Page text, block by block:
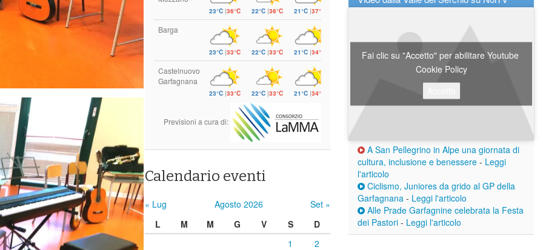
23°C |36°C 22°C |36°C 21°C |37°C
Barga
23°C |33°C 22°C |33°C 21°C |34°C
Castelnuovo
Garfagnana
23°C |33°C 22°C |33°C 21°C |34°C
Previsioni a cura di:
Calendario eventi
« Lug Agosto 2026
Set »
L
M M G V S
D
1
2
Fai clic su "Accetto" per abilitare Youtube
Cookie Policy
A San Pellegrino in Alpe una giornata di
cultura, inclusione e benessere - Leggi
l'articolo
Ciclismo, Juniores da grido al GP della
Garfagnana - Leggi l'articolo
Alle Prade Garfagnine celebrata la Festa
dei Pastori - Leggi l'articolo